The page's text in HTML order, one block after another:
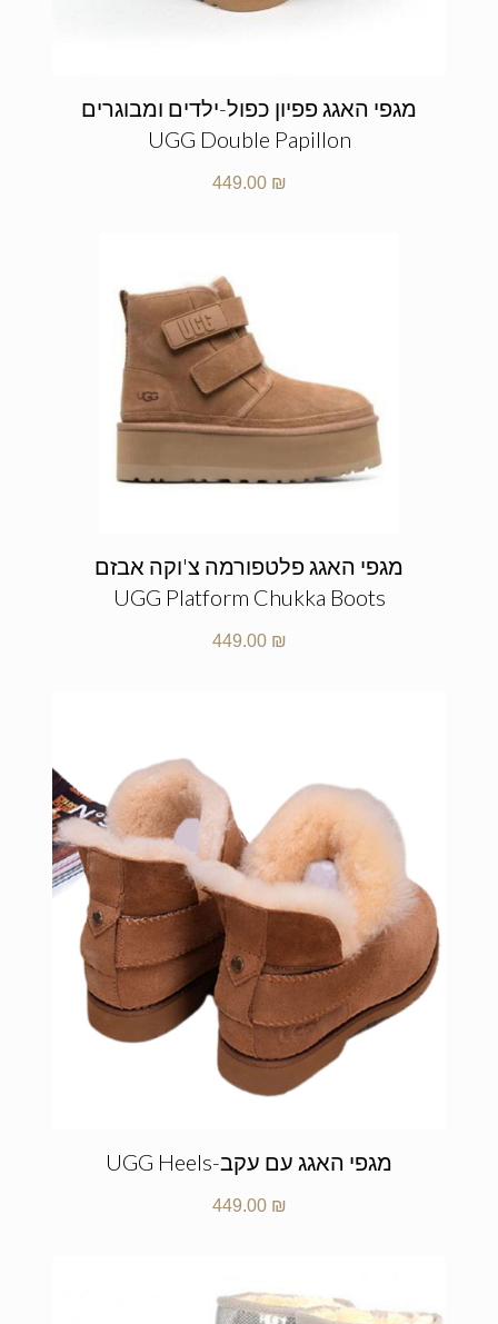
מגפי האגג פפיון כפול-ילדים ומבוגרים
UGG Double Papillon
449.00 ₪
מגפי האגג פלטפורמה צ'וקה אבזם
UGG Platform Chukka Boots
449.00 ₪
מגפי האגג עם עקב-UGG Heels
449.00 ₪